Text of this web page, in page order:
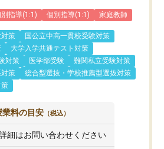
指導(1:1) 個別指導(1:1) 家庭教師
策
国公立中高一貫校受験対策
大学入学共通テスト対策
対策
医学部受験
難関私立受験対策
対策
総合型選抜・学校推薦型選抜対策
策
業料の目安 （税込）
細はお問い合わせください